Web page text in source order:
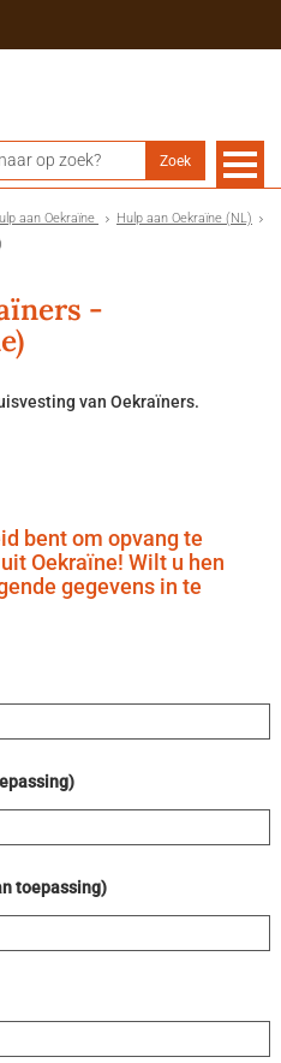
aan Oekraïne
Hulp aan Oekraïne (NL)
-
van Oekraïners.
bent om opvang te
Wilt u hen
gegevens in te
toepassing)